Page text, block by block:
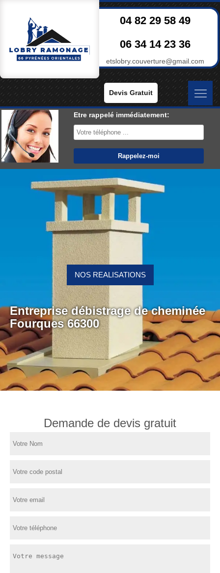
04 82 29 58 49
06 34 14 23 36
etslobry.couverture@gmail.com
Devis Gratuit
Etre rappelé immédiatement:
Entreprise débistrage de cheminée
Fourques 66300
NOS REALISATIONS
Demande de devis gratuit